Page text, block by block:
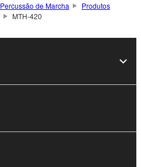
Percussão de Marcha
Produtos
MTH-420